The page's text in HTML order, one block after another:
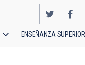
ENSEÑANZA SUPERIOR